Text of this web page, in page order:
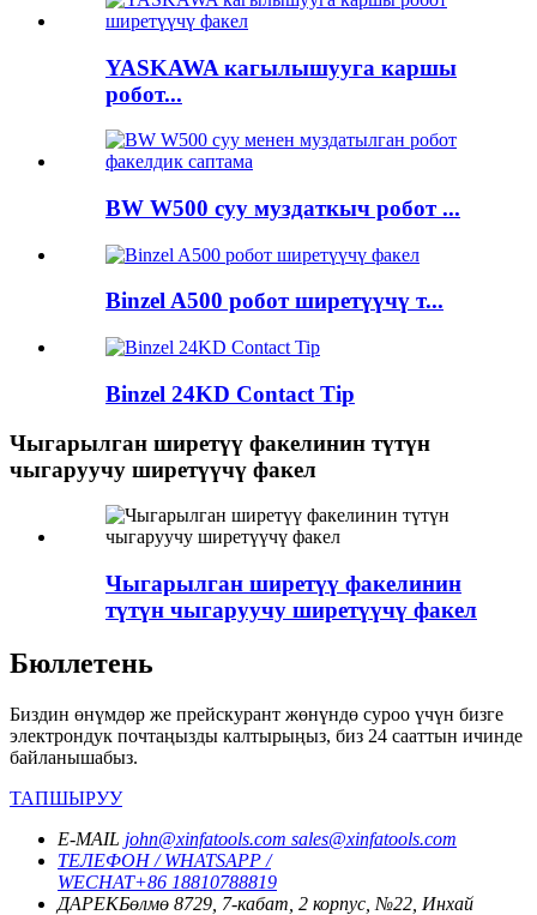
YASKAWA кагылышууга каршы
робот...
BW W500 суу муздаткыч робот ...
Binzel A500 робот ширетүүчү т...
Binzel 24KD Contact Tip
Чыгарылган ширетүү факелинин түтүн
чыгаруучу ширетүүчү факел
Чыгарылган ширетүү факелинин
түтүн чыгаруучу ширетүүчү факел
Бюллетень
Биздин өнүмдөр же прейскурант жөнүндө суроо үчүн бизге
электрондук почтаңызды калтырыңыз, биз 24 сааттын ичинде
байланышабыз.
ТАПШЫРУУ
E-MAIL john@xinfatools.com sales@xinfatools.com
ТЕЛЕФОН / WHATSAPP /
WECHAT+86 18810788819
ДАРЕКБөлмө 8729, 7-кабат, 2 корпус, №22, Инхай